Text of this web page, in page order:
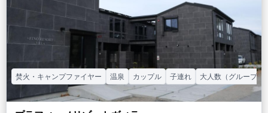
焚火・キャンプファイヤー 温泉 カップル 子連れ 大人数（グループ）